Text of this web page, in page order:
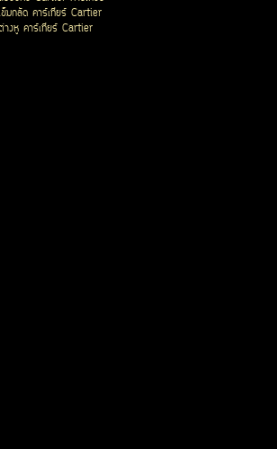
ข็มกลัด คาร์เทียร์ Cartier
างหู คาร์เทียร์ Cartier